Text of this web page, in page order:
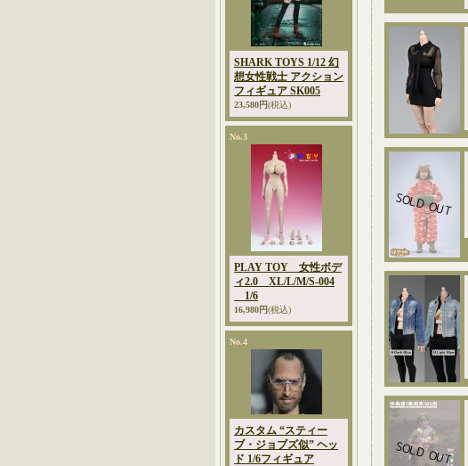
SHARK TOYS 1/12 幻
想女性戦士 アクション
フィギュア SK005
23,580円(税込)
No.3
PLAY TOY 女性ボデ
ィ2.0 XL/L/M/S-004
1/6
16,980円(税込)
No.4
カスタム “スティー
ブ・ジョブズ似” ヘッ
ド 1/6フィギュア